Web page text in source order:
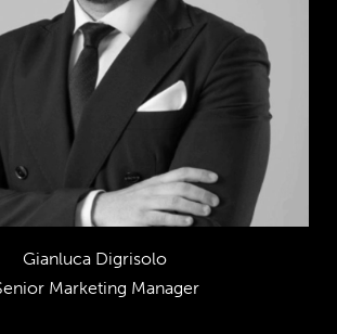
Gianluca Digrisolo
Marketing Manager